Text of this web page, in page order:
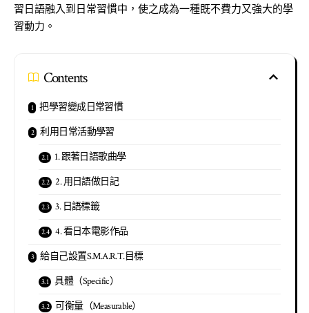
習日語融入到日常習慣中，使之成為一種既不費力又強大的學
習動力。
Contents
把學習變成日常習慣
利用日常活動學習
1. 跟著日語歌曲學
2. 用日語做日記
3. 日語標籤
4. 看日本電影作品
給自己設置S.M.A.R.T.目標
具體（Specific）
可衡量（Measurable）